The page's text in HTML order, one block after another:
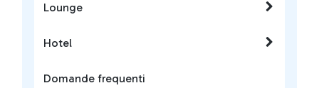
Lounge
Hotel
Domande frequenti